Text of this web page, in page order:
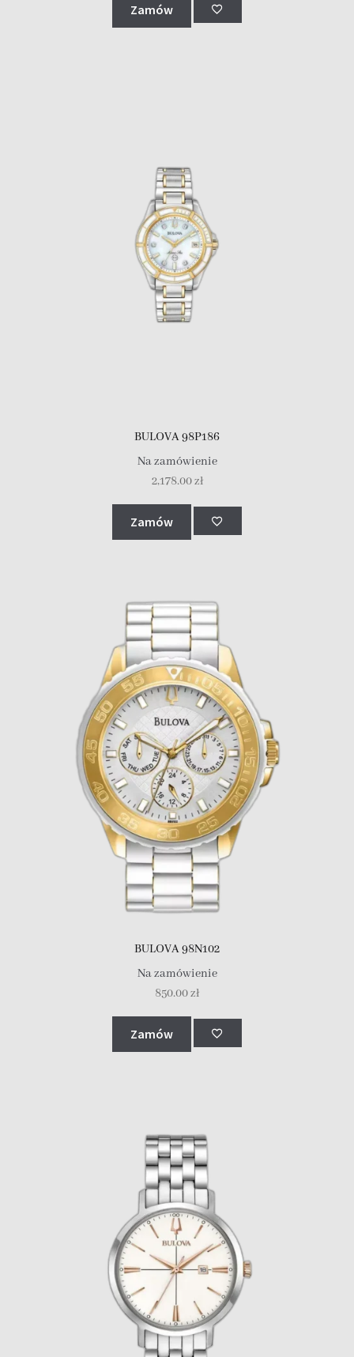
Zamów
BULOVA 98P186
Na zamówienie
2,178.00zł
Zamów
BULOVA 98N102
Na zamówienie
850.00zł
Zamów